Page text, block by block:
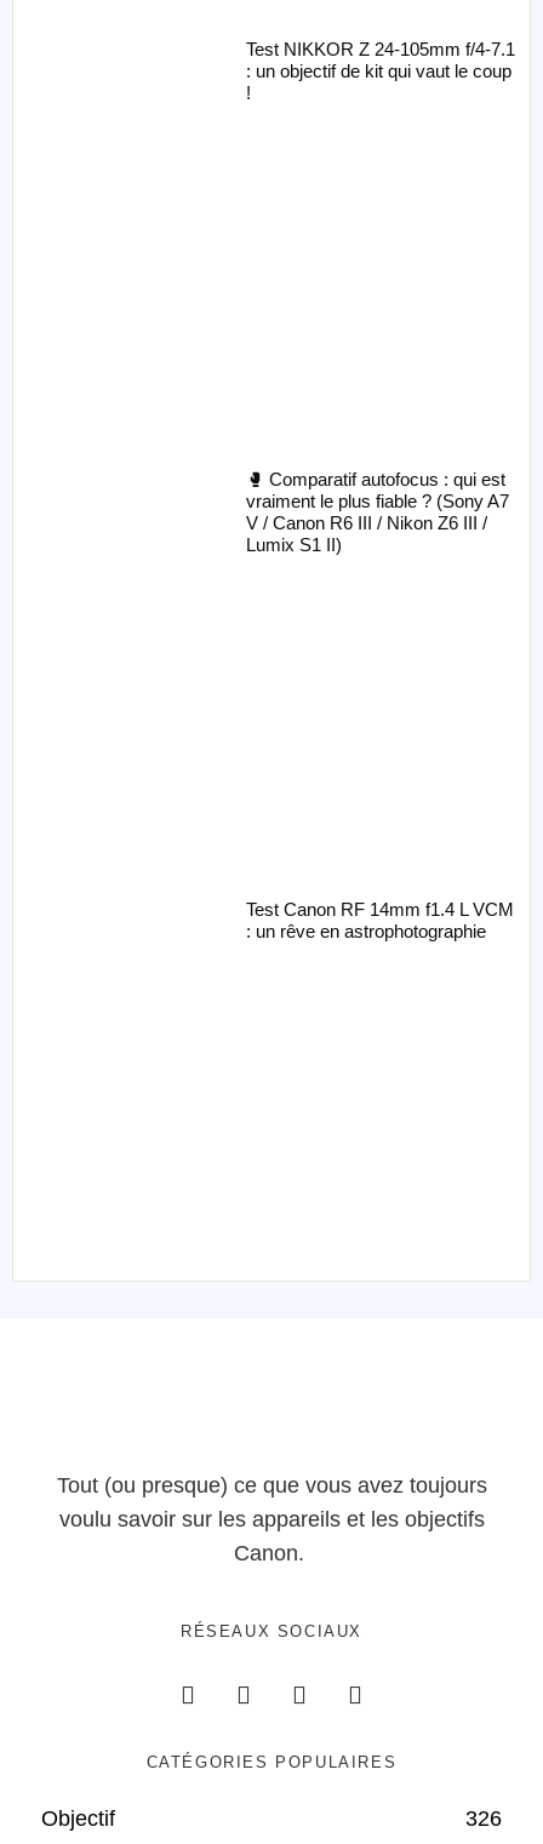
Test NIKKOR Z 24-105mm f/4-7.1
: un objectif de kit qui vaut le coup
!
🥊 Comparatif autofocus : qui est
vraiment le plus fiable ? (Sony A7
V / Canon R6 III / Nikon Z6 III /
Lumix S1 II)
Test Canon RF 14mm f1.4 L VCM
: un rêve en astrophotographie
Tout (ou presque) ce que vous avez toujours
voulu savoir sur les appareils et les objectifs
Canon.
RÉSEAUX SOCIAUX
CATÉGORIES POPULAIRES
Objectif 326